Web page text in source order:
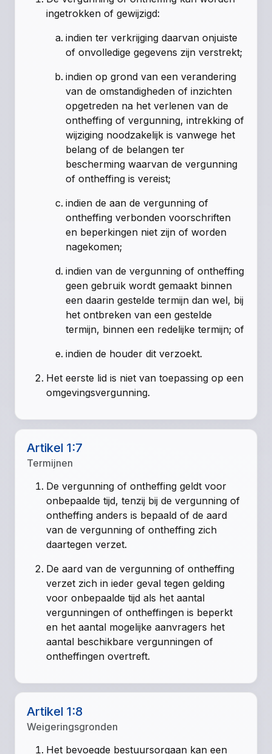
ingetrokken of gewijzigd:
indien ter verkrijging daarvan onjuiste
of onvolledige gegevens zijn verstrekt;
indien op grond van een verandering
van de omstandigheden of inzichten
opgetreden na het verlenen van de
ontheffing of vergunning, intrekking of
wijziging noodzakelijk is vanwege het
belang of de belangen ter
bescherming waarvan de vergunning
of ontheffing is vereist;
indien de aan de vergunning of
ontheffing verbonden voorschriften
en beperkingen niet zijn of worden
nagekomen;
indien van de vergunning of ontheffing
geen gebruik wordt gemaakt binnen
een daarin gestelde termijn dan wel, bij
het ontbreken van een gestelde
termijn, binnen een redelijke termijn; of
indien de houder dit verzoekt.
Het eerste lid is niet van toepassing op een
omgevingsvergunning.
Artikel 1:7
Termijnen
De vergunning of ontheffing geldt voor
onbepaalde tijd, tenzij bij de vergunning of
ontheffing anders is bepaald of de aard
van de vergunning of ontheffing zich
daartegen verzet.
De aard van de vergunning of ontheffing
verzet zich in ieder geval tegen gelding
voor onbepaalde tijd als het aantal
vergunningen of ontheffingen is beperkt
en het aantal mogelijke aanvragers het
aantal beschikbare vergunningen of
ontheffingen overtreft.
Artikel 1:8
Weigeringsgronden
Het bevoegde bestuursorgaan kan een